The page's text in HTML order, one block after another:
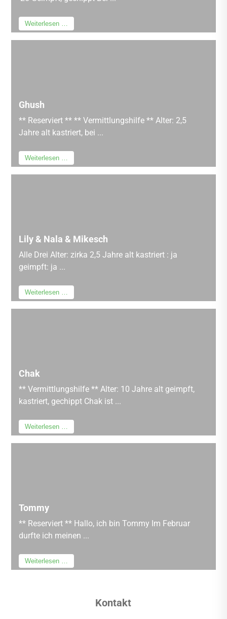
Weiterlesen …
Ghush
** Reserviert ** ** Vermittlungshilfe ** Alter: 2,5
Jahre alt kastriert, bei ...
Weiterlesen …
Lily & Nala & Mikesch
Alle Drei Alter: zirka 2,5 Jahre alt kastriert : ja
geimpft: ja ...
Weiterlesen …
Chak
** Vermittlungshilfe ** Alter: 10 Jahre alt geimpft,
kastriert, gechippt Chak ist ...
Weiterlesen …
Tommy
** Reserviert ** Hallo, ich bin Tommy Im Februar
durfte ich meinen ...
Weiterlesen …
Kontakt